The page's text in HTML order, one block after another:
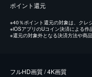
ポイント還元
※40％ポイント還元の対象は、クレ
※iOSアプリのUコイン決済による作
※還元の対象外となる決済方法や商
フルHD画質 / 4K画質